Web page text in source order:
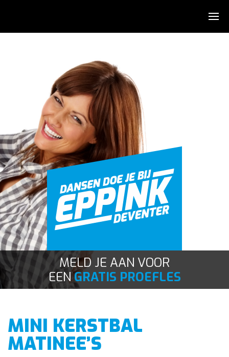
De dansen
KidsDance-JazzDance
Hiphop
Stijldans
Salsa
Zumba
Clinics & Feesten
Contact
MELD JE AAN VOOR
EENGRATIS PROEFLES
MINI KERSTBAL
MATINEE’S